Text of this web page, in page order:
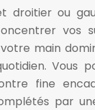
droitier ou
vos
main
Vous
fine
par